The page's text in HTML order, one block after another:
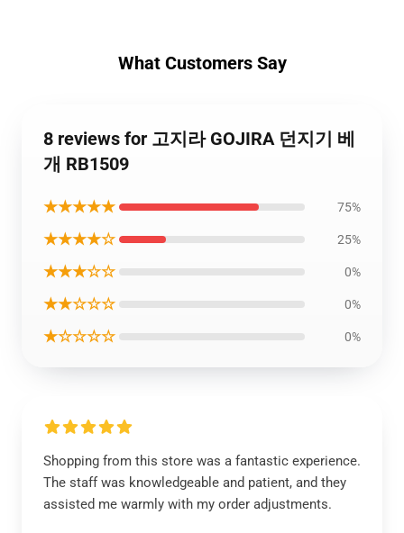
What Customers Say
8 reviews for 고지라 GOJIRA 던지기 베
개 RB1509
★★★★★ 75%
★★★★☆ 25%
★★★☆☆ 0%
★★☆☆☆ 0%
★☆☆☆☆ 0%
Shopping from this store was a fantastic experience.
The staff was knowledgeable and patient, and they
assisted me warmly with my order adjustments.